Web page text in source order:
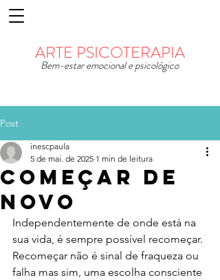
ARTE PSICOTERAPIA
Bem-estar emocional e psicológico
Post
começar de
novo
inescpaula
5 de mai. de 2025 1 min de leitura
Independentemente de onde está na
sua vida, é sempre possível recomeçar.
Recomeçar não é sinal de fraqueza ou
falha mas sim, uma escolha consciente